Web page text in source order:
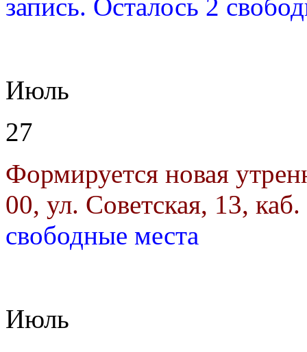
запись. Осталось 2
Июль
27
Формируется новая
00, ул. Советская, 13,
свободные места
Июль